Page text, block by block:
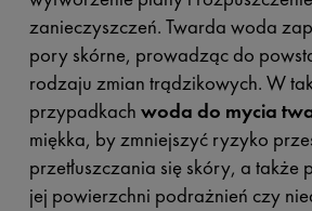
zanieczyszczeń. Twarda woda
pory skórne, prowadząc do
rodzaju zmian trądzikowych. W
przypadkach woda do mycia
miękka, by zmniejszyć ryzyko
przetłuszczania się skóry, a także
jej powierzchni podrażnień czy